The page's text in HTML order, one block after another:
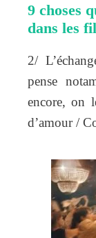
9 choses
dans les
2/
pense
encore, on
d’amour /